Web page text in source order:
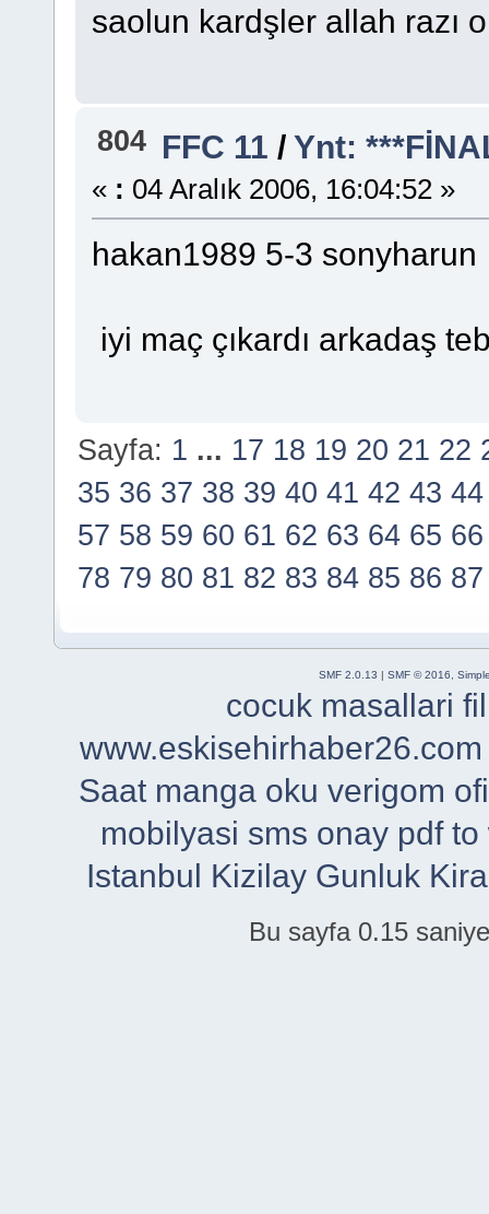
saolun kardşler allah razı
804 FFC 11/Ynt:
« : 04 Aralık 2006, 16:04:52 »
hakan1989 5-3 sonyharun
iyi maç çıkardı arkadaş
Sayfa: 1 ... 17 18 19 20 21 22
35 36 37 38 39 40 41 42 43 44
57 58 59 60 61 62 63 64 65 66
78 79 80 81 82 83 84 85 86 87
SMF 2.0.13 | SMF © 2016
cocuk masallari
www.eskisehirhaber26.com
Saat manga oku verigom
mobilyasi sms onay pdf
Istanbul Kizilay Gunluk
Bu sayfa 0.15